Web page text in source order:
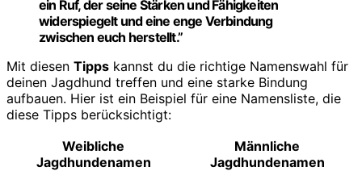
ein Ruf, der seine Stärken und Fähigkeiten
widerspiegelt und eine enge Verbindung
zwischen euch herstellt.”
Mit diesen Tipps kannst du die richtige Namenswahl für
deinen Jagdhund treffen und eine starke Bindung
aufbauen. Hier ist ein Beispiel für eine Namensliste, die
diese Tipps berücksichtigt:
Weibliche
Jagdhundenamen
Männliche
Jagdhundenamen